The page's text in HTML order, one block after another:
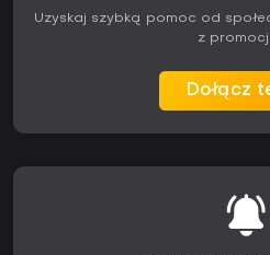
Uzyskaj szybką pomoc od
z
Dołącz